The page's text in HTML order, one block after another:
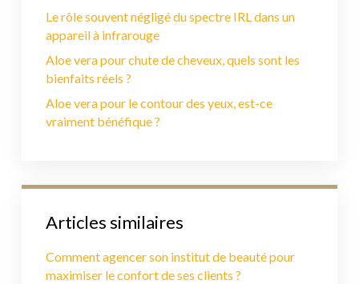
Le rôle souvent négligé du spectre IRL dans un
appareil à infrarouge
Aloe vera pour chute de cheveux, quels sont les
bienfaits réels ?
Aloe vera pour le contour des yeux, est-ce
vraiment bénéfique ?
Articles similaires
Comment agencer son institut de beauté pour
maximiser le confort de ses clients ?